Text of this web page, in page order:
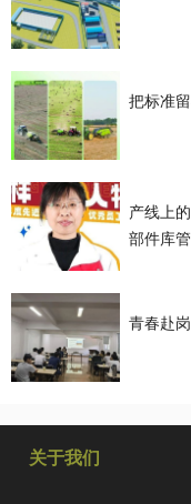
把标准
产线上的“
部件库
青春赴
关于我们